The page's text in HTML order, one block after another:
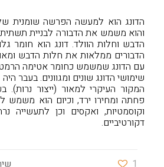
הדונג הוא למעשה הפרשה שומנית
והוא משמש את הדבורה לבניית
הדבש וחלות הוולד. דונג הוא חומר
הדבורים ממלאות את חלות הדבש
עם הדונג שמשמש כחומר אטימה
שימושי הדונג שונים ומגוונים. בעבר
המקור העיקרי למאור (ייצור נרות).
פחתה ומחירו ירד, וכיום הוא משמש
וקוסמטיות, ואקסים וכן לתעשייה
דקורטיביים.
1